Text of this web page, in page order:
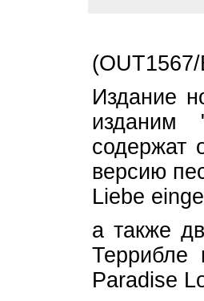
Издание
изданим
содержат
версию
Liebe
а также
Террибле
Paradise